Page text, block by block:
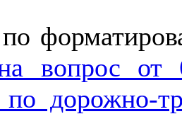
вопрос
дорожно-